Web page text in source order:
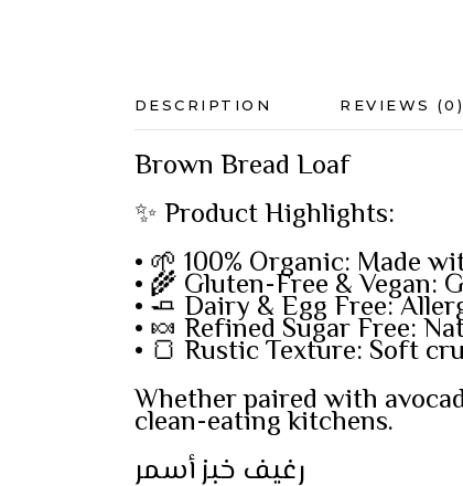
DESCRIPTION REVIEWS (0)
Brown Bread Loaf
✨ Product Highlights:
• 🌱 100% Organic: Made
• 🌾 Gluten-Free & Vegan:
• 🧈 Dairy & Egg Free:
• 🍬 Refined Sugar Free:
• 🍞 Rustic Texture: Soft
Whether paired with
clean-eating kitchens.
رغيف خبز أسمر